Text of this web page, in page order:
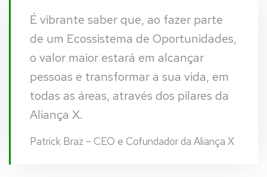
É vibrante saber que, ao fazer parte
de um Ecossistema de Oportunidades,
o valor maior estará em alcançar
pessoas e transformar a sua vida, em
todas as áreas, através dos pilares da
Aliança X.
Patrick Braz – CEO e Cofundador da Aliança X